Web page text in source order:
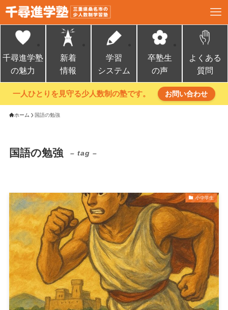
千尋進学塾
の魅力
新着
情報
学習
システム
卒塾生
の声
よくある
質問
一人ひとりを見守る少人数制の塾です。 お問い合わせ
ホーム 国語の勉強
国語の勉強 – tag –
小中学生